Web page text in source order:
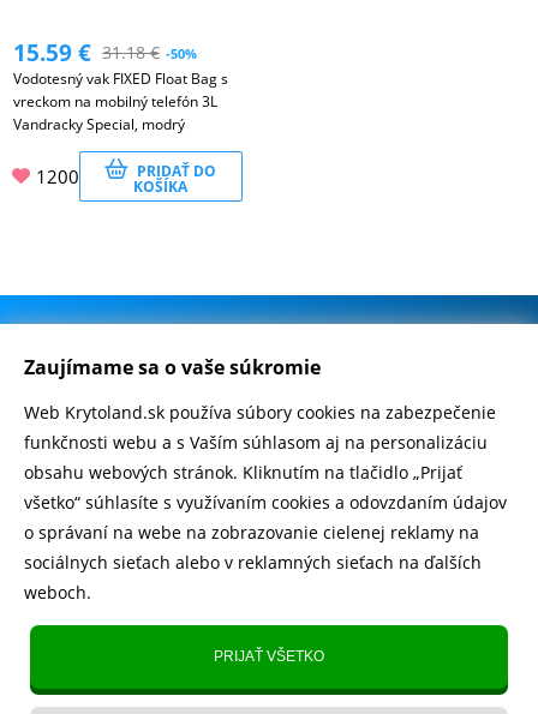
15.59€ 31.18€ -50%
Vodotesný vak FIXED Float Bag s
vreckom na mobilný telefón 3L
Vandracky Special, modrý
1200 PRIDAŤ DO
KOŠÍKA
.
500.000+ odoslaných balíčkov
Rychlé doručenie 1-2 dní
Heurekazobraziť recenzie
Instagram5.643 fanúšikov
TikTok4.833 fanúšikov
Zaujímame sa o vaše súkromie
Web Krytoland.sk používa súbory cookies na zabezpečenie
funkčnosti webu a s Vaším súhlasom aj na personalizáciu
obsahu webových stránok. Kliknutím na tlačidlo „Prijať
všetko“ súhlasíte s využívaním cookies a odovzdaním údajov
o správaní na webe na zobrazovanie cielenej reklamy na
sociálnych sieťach alebo v reklamných sieťach na ďalších
weboch.
PRIJAŤ VŠETKO